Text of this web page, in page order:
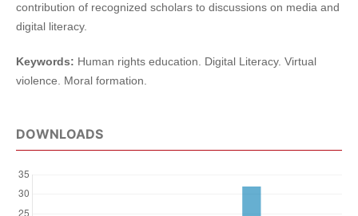
contribution of recognized scholars to discussions on media and
digital literacy.
Keywords: Human rights education. Digital Literacy. Virtual
violence. Moral formation.
DOWNLOADS